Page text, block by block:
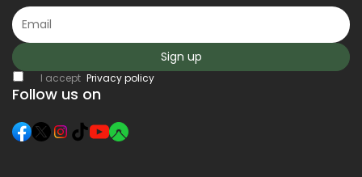
Sign up
I accept Privacy policy
Follow us on